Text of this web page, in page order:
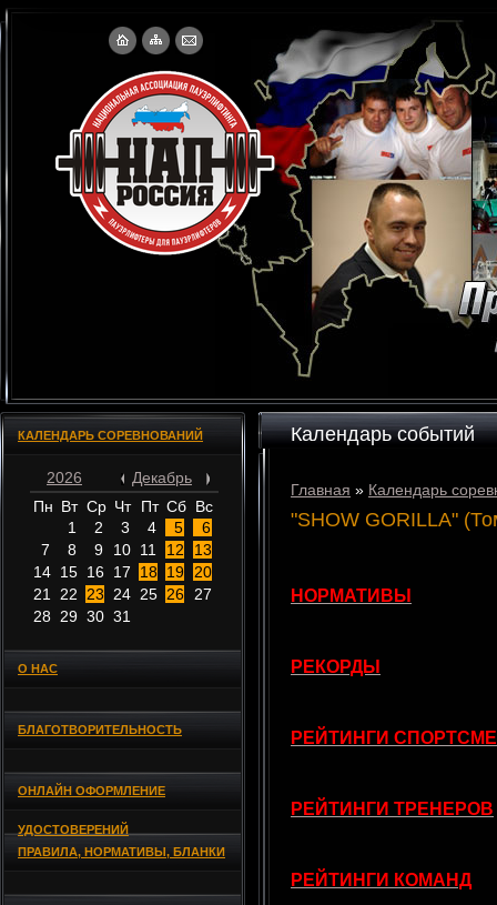
КАЛЕНДАРЬ СОРЕВНОВАНИЙ
2026
Декабрь
Пн Вт Ср Чт Пт Сб Вс
1
2 3 4 5
6
7
8 9 10 11 12
13
14 15 16 17 18 19
20
21
22 23 24 25 26
27
28
29 30 31
О НАС
БЛАГОТВОРИТЕЛЬНОСТЬ
ОНЛАЙН ОФОРМЛЕНИЕ
УДОСТОВЕРЕНИЙ
ПРАВИЛА, НОРМАТИВЫ, БЛАНКИ
Календарь событий
Главная » Календарь
"SHOW GORILLA"
НОРМАТИВЫ
РЕКОРДЫ
РЕЙТИНГИ
РЕЙТИНГИ ТРЕНЕРОВ
РЕЙТИНГИ КОМАНД